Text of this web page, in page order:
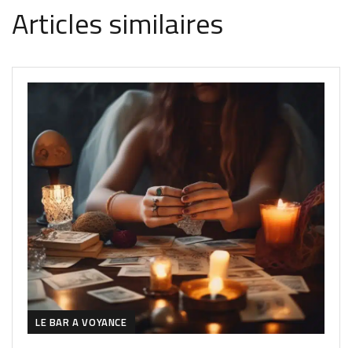
Articles similaires
LE BAR A VOYANCE